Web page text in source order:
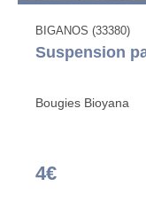
BIGANOS (33380)
Suspension
Bougies Bioyana
4€